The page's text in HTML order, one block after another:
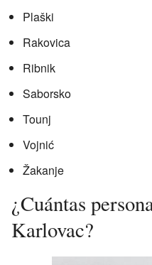
Plaški
Rakovica
Ribnik
Saborsko
Tounj
Vojnić
Žakanje
¿Cuántas
Karlovac?